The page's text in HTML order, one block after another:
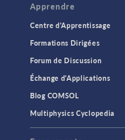
Apprendre
Centre d'Apprentissage
Formations Dirigées
Forum de Discussion
Échange d'Applications
Blog COMSOL
Multiphysics Cyclopedia